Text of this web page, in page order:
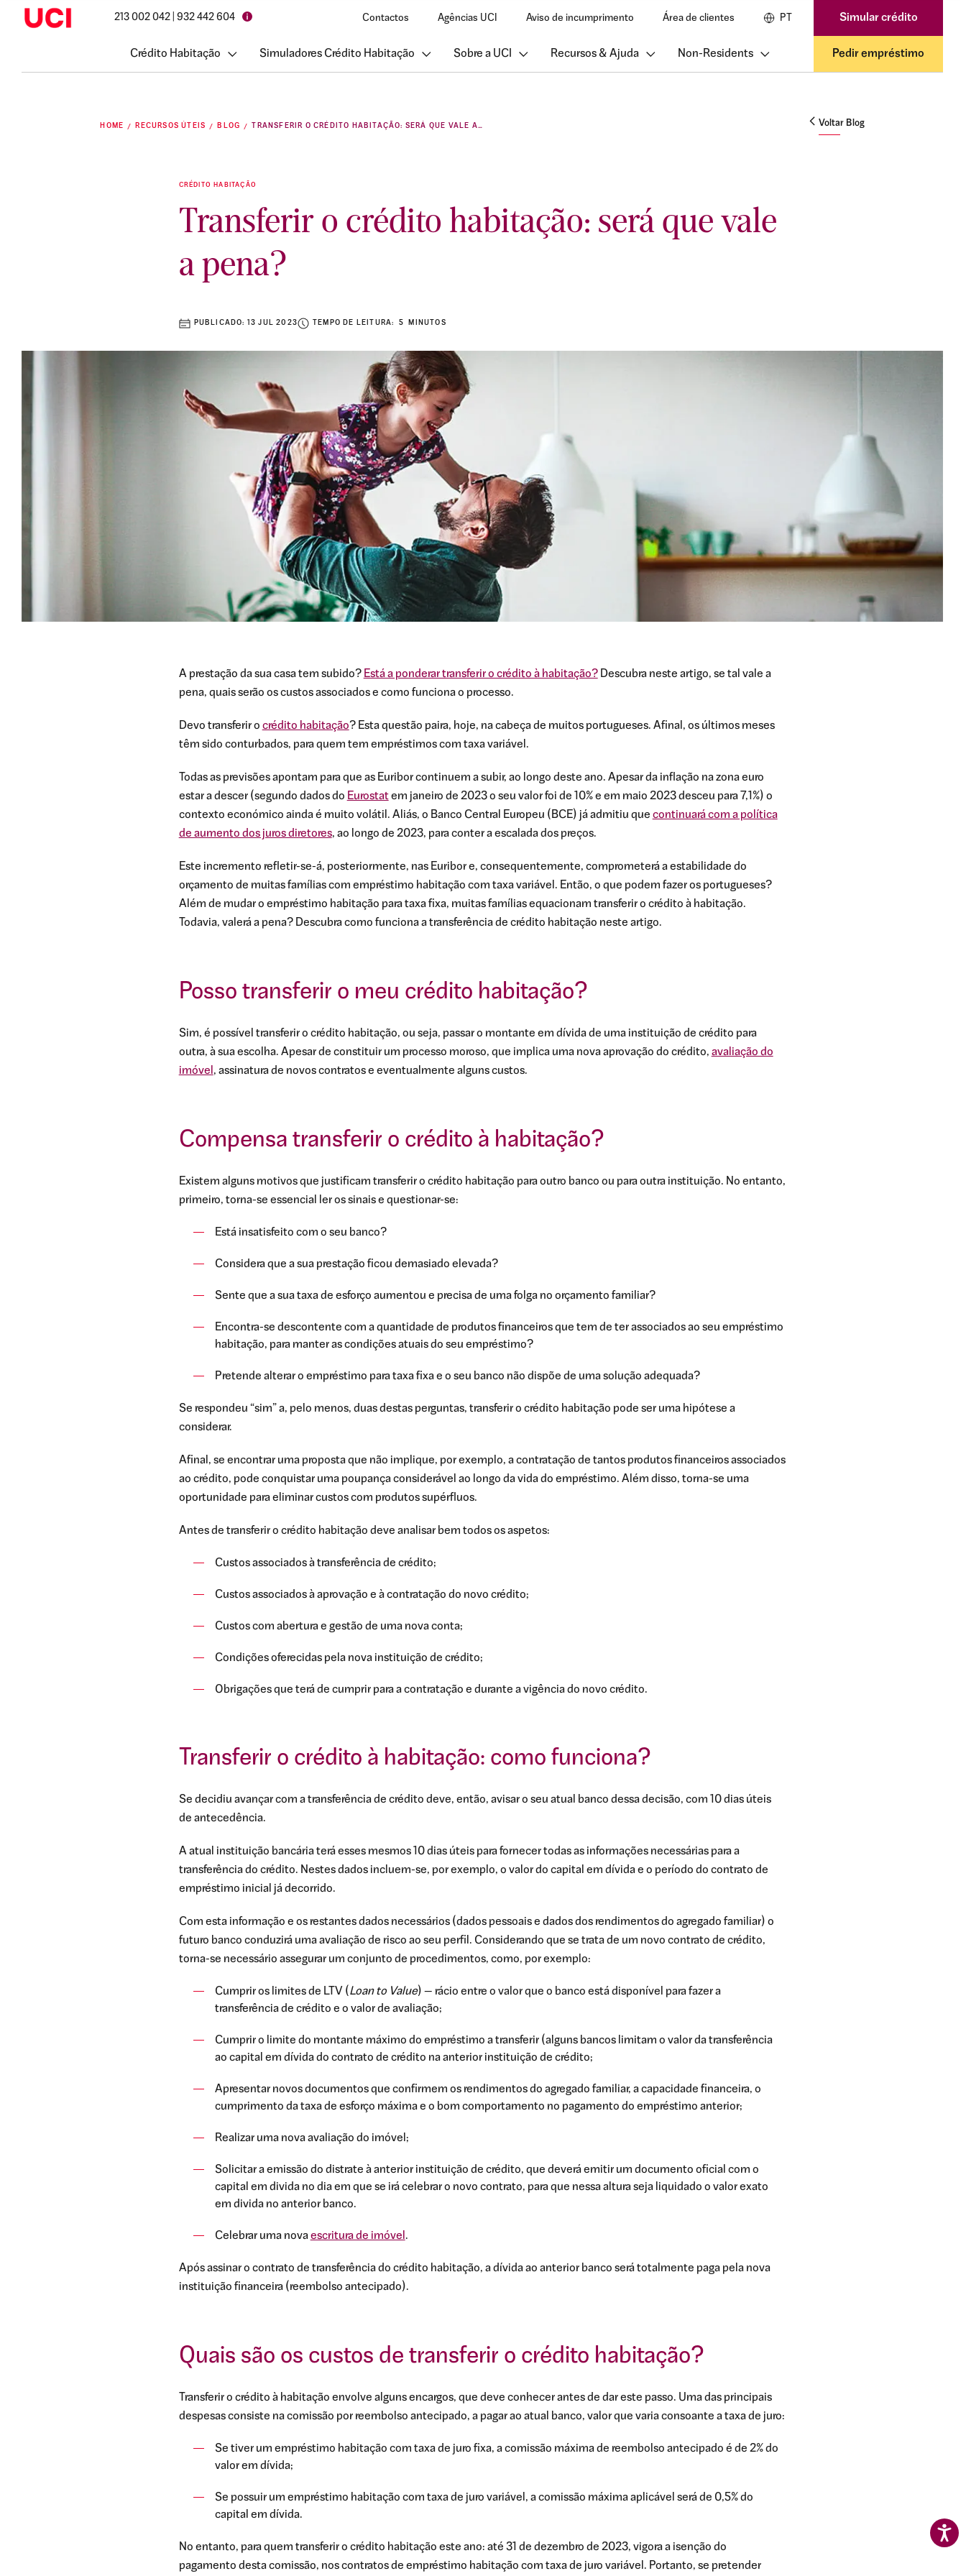
213 002 042 | 932 442 604 Contactos Agências UCI Aviso de incumprimento Área de clientes PT Simular crédito
Crédito Habitação Simuladores Crédito Habitação Sobre a UCI Recursos & Ajuda Non-Residents Pedir empréstimo
HOME RECURSOS ÚTEIS BLOG TRANSFERIR O CRÉDITO HABITAÇÃO: SERÁ QUE VALE A PENA? Voltar Blog
CRÉDITO HABITAÇÃO
Transferir o crédito habitação: será que vale
a pena?
PUBLICADO: 13 JUL 2023 TEMPO DE LEITURA: 5 MINUTOS
A prestação da sua casa tem subido? Está a ponderar transferir o crédito à habitação?Descubra neste artigo, se tal vale a
pena, quais serão os custos associados e como funciona o processo.
Devo transferir o crédito habitação? Esta questão paira, hoje, na cabeça de muitos portugueses. Afinal, os últimos meses
têm sido conturbados, para quem tem empréstimos com taxa variável.
Todas as previsões apontam para que as Euribor continuem a subir, ao longo deste ano. Apesar da inflação na zona euro
estar a descer (segundo dados do Eurostatem janeiro de 2023 o seu valor foi de 10% e em maio 2023 desceu para 7,1%) o
contexto económico ainda é muito volátil. Aliás, o Banco Central Europeu (BCE) já admitiu que continuará com a política
de aumento dos juros diretores, ao longo de 2023, para conter a escalada dos preços.
Este incremento refletir-se-á, posteriormente, nas Euribor e, consequentemente, comprometerá a estabilidade do
orçamento de muitas famílias com empréstimo habitação com taxa variável. Então, o que podem fazer os portugueses?
Além de mudar o empréstimo habitação para taxa fixa, muitas famílias equacionam transferir o crédito à habitação.
Todavia, valerá a pena? Descubra como funciona a transferência de crédito habitação neste artigo.
Posso transferir o meu crédito habitação?
Sim, é possível transferir o crédito habitação, ou seja, passar o montante em dívida de uma instituição de crédito para
outra, à sua escolha. Apesar de constituir um processo moroso, que implica uma nova aprovação do crédito, avaliação do
imóvel, assinatura de novos contratos e eventualmente alguns custos.
Compensa transferir o crédito à habitação?
Existem alguns motivos que justificam transferir o crédito habitação para outro banco ou para outra instituição. No entanto,
primeiro, torna-se essencial ler os sinais e questionar-se:
Está insatisfeito com o seu banco?
Considera que a sua prestação ficou demasiado elevada?
Sente que a sua taxa de esforço aumentou e precisa de uma folga no orçamento familiar?
Encontra-se descontente com a quantidade de produtos financeiros que tem de ter associados ao seu empréstimo
habitação, para manter as condições atuais do seu empréstimo?
Pretende alterar o empréstimo para taxa fixa e o seu banco não dispõe de uma solução adequada?
Se respondeu “sim” a, pelo menos, duas destas perguntas, transferir o crédito habitação pode ser uma hipótese a
considerar.
Afinal, se encontrar uma proposta que não implique, por exemplo, a contratação de tantos produtos financeiros associados
ao crédito, pode conquistar uma poupança considerável ao longo da vida do empréstimo. Além disso, torna-se uma
oportunidade para eliminar custos com produtos supérfluos.
Antes de transferir o crédito habitação deve analisar bem todos os aspetos:
Custos associados à transferência de crédito;
Custos associados à aprovação e à contratação do novo crédito;
Custos com abertura e gestão de uma nova conta;
Condições oferecidas pela nova instituição de crédito;
Obrigações que terá de cumprir para a contratação e durante a vigência do novo crédito.
Transferir o crédito à habitação: como funciona?
Se decidiu avançar com a transferência de crédito deve, então, avisar o seu atual banco dessa decisão, com 10 dias úteis
de antecedência.
A atual instituição bancária terá esses mesmos 10 dias úteis para fornecer todas as informações necessárias para a
transferência do crédito. Nestes dados incluem-se, por exemplo, o valor do capital em dívida e o período do contrato de
empréstimo inicial já decorrido.
Com esta informação e os restantes dados necessários (dados pessoais e dados dos rendimentos do agregado familiar) o
futuro banco conduzirá uma avaliação de risco ao seu perfil. Considerando que se trata de um novo contrato de crédito,
torna-se necessário assegurar um conjunto de procedimentos, como, por exemplo:
Cumprir os limites de LTV (Loan to Value) — rácio entre o valor que o banco está disponível para fazer a
transferência de crédito e o valor de avaliação;
Cumprir o limite do montante máximo do empréstimo a transferir (alguns bancos limitam o valor da transferência
ao capital em dívida do contrato de crédito na anterior instituição de crédito;
Apresentar novos documentos que confirmem os rendimentos do agregado familiar, a capacidade financeira, o
cumprimento da taxa de esforço máxima e o bom comportamento no pagamento do empréstimo anterior;
Realizar uma nova avaliação do imóvel;
Solicitar a emissão do distrate à anterior instituição de crédito, que deverá emitir um documento oficial com o
capital em divida no dia em que se irá celebrar o novo contrato, para que nessa altura seja liquidado o valor exato
em divida no anterior banco.
Celebrar uma novaescritura de imóvel.
Após assinar o contrato de transferência do crédito habitação, a dívida ao anterior banco será totalmente paga pela nova
instituição financeira (reembolso antecipado).
Quais são os custos de transferir o crédito habitação?
Transferir o crédito à habitação envolve alguns encargos, que deve conhecer antes de dar este passo. Uma das principais
despesas consiste na comissão por reembolso antecipado, a pagar ao atual banco, valor que varia consoante a taxa de juro:
Se tiver um empréstimo habitação com taxa de juro fixa, a comissão máxima de reembolso antecipado é de 2% do
valor em dívida;
Se possuir um empréstimo habitação com taxa de juro variável, a comissão máxima aplicável será de 0,5% do
capital em dívida.
No entanto, para quem transferir o crédito habitação este ano: até 31 de dezembro de 2023, vigora a isenção do
pagamento desta comissão, nos contratos de empréstimo habitação com taxa de juro variável. Portanto, se pretender